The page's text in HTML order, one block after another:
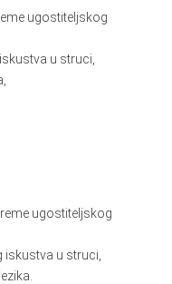
ugostiteljskog
u struci,
ugostiteljskog
u struci,